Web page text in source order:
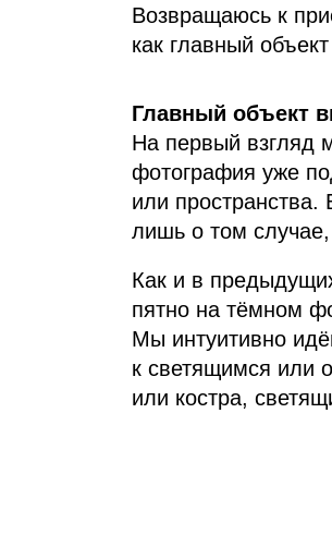
Возвращаюсь к
как главный
Главный объект
На первый взгляд
фотография уже
или пространства.
лишь о том случае,
Как и в
пятно на тёмном
Мы интуитивно
к светящимся или
или костра,